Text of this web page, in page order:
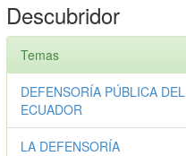
Descubridor
Temas
DEFENSORÍA PÚBLICA DEL
ECUADOR
LA DEFENSORÍA